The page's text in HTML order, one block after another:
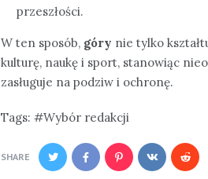
przeszłości.
W ten sposób, góry nie tylko
kulturę, naukę i sport, stanowiąc
zasługuje na podziw i ochronę.
Tags: Wybór redakcji
SHARE